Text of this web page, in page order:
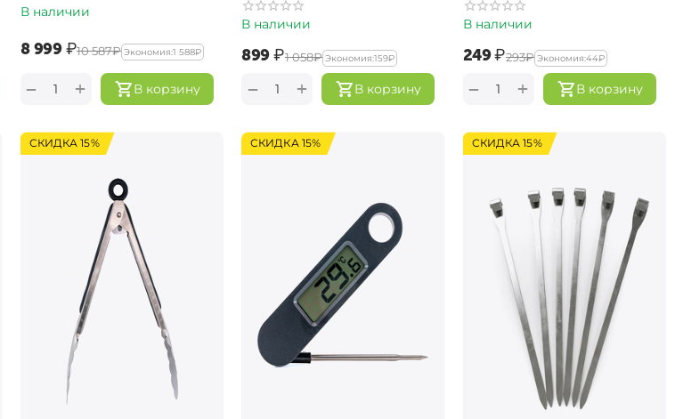
В наличии
‍8 999‍₽‍10 587‍₽ Экономия:‍1 588‍₽
В корзину
+
−
В наличии
‍899‍₽‍1 058‍₽ Экономия:‍159‍₽
В корзину
+
−
В наличии
‍249‍₽‍293‍₽ Экономия:‍44‍₽
В корзину
+
−
СКИДКА 15% СКИДКА 15% СКИДКА 15%